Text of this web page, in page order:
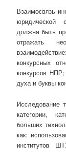
Взаимосвязь
юридической
должна быть
отражать
конкурсных
конкурсов НПР;
духа и буквы
Исследование
категории,
больших
как:
институтов